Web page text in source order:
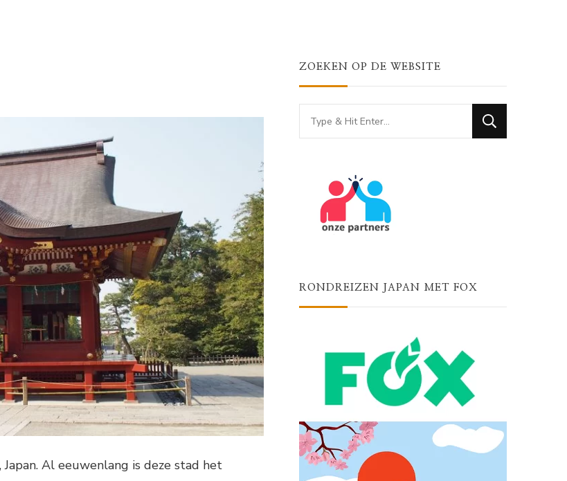
Al eeuwenlang is deze stad het
ZOEKEN OP DE WEBSITE
Looking
for
RONDREIZEN JAPAN MET FOX